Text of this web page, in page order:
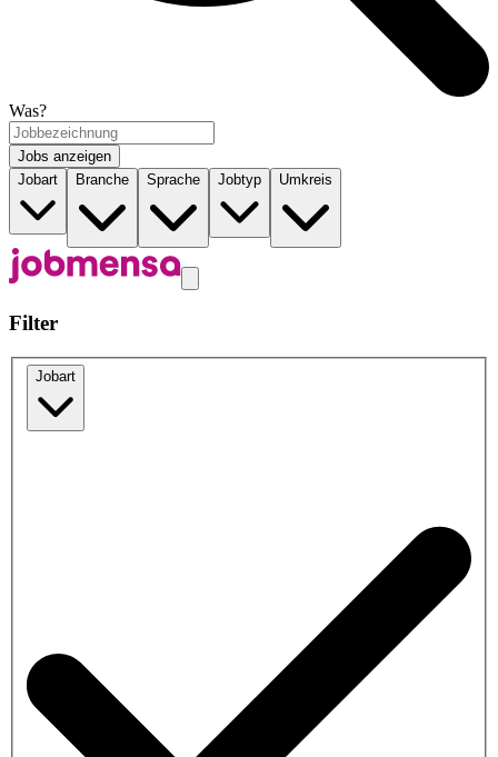
Was?
Jobs anzeigen
Jobart
Branche Sprache Jobtyp Umkreis
Filter
Jobart